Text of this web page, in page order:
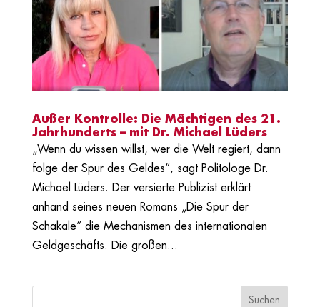
Außer Kontrolle: Die Mächtigen des 21.
Jahrhunderts – mit Dr. Michael Lüders
„Wenn du wissen willst, wer die Welt regiert, dann
folge der Spur des Geldes“, sagt Politologe Dr.
Michael Lüders. Der versierte Publizist erklärt
anhand seines neuen Romans „Die Spur der
Schakale“ die Mechanismen des internationalen
Geldgeschäfts. Die großen...